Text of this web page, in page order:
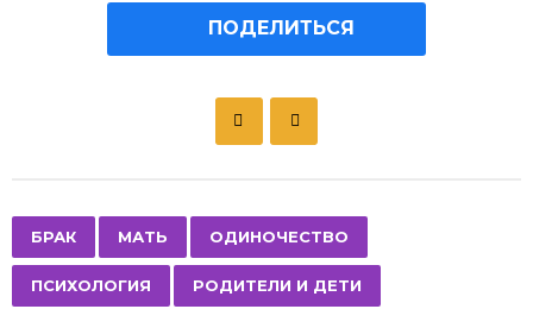
ПОДЕЛИТЬСЯ
a
g
БРАК МАТЬ ОДИНОЧЕСТВО
ПСИХОЛОГИЯ РОДИТЕЛИ И ДЕТИ